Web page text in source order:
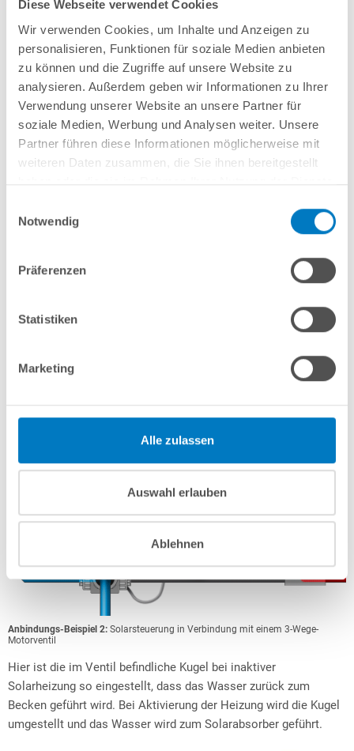
Diese Webseite verwendet Cookies
Wir verwenden Cookies, um Inhalte und Anzeigen zu
personalisieren, Funktionen für soziale Medien anbieten
zu können und die Zugriffe auf unsere Website zu
analysieren. Außerdem geben wir Informationen zu Ihrer
Verwendung unserer Website an unsere Partner für
soziale Medien, Werbung und Analysen weiter. Unsere
Partner führen diese Informationen möglicherweise mit
weiteren Daten zusammen, die Sie ihnen bereitgestellt
Notwendig
Präferenzen
Statistiken
Marketing
Alle zulassen
Auswahl erlauben
Ablehnen
Anbindungs-Beispiel 1:Solarsteuerung in Verbindung mit einem 2-Wege-
Motorventil
Bei diesem Beispiel wird das Ventil geöffnet, wenn die
Solarheizung inaktiv ist. Bei Aktivierung der Heizung schließt
Anbindungs-Beispiel 2: Solarsteuerung in Verbindung mit einem 3-Wege-
Motorventil
Hier ist die im Ventil befindliche Kugel bei inaktiver
Solarheizung so eingestellt, dass das Wasser zurück zum
Becken geführt wird. Bei Aktivierung der Heizung wird die Kugel
umgestellt und das Wasser wird zum Solarabsorber geführt.